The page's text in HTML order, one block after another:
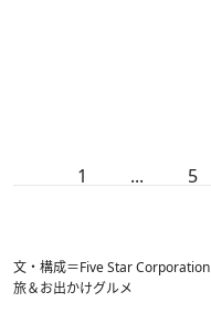
1 ... 5
文・構成＝Five Star Corporation
旅＆お出かけグルメ